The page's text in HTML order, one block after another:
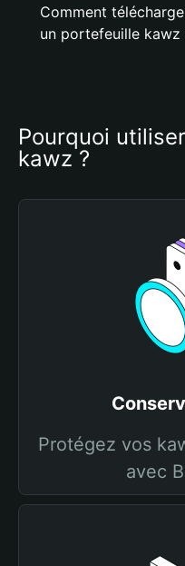
Comment
un portefeuille kawz
Pourquoi
kawz ?
Protégez vos
avec